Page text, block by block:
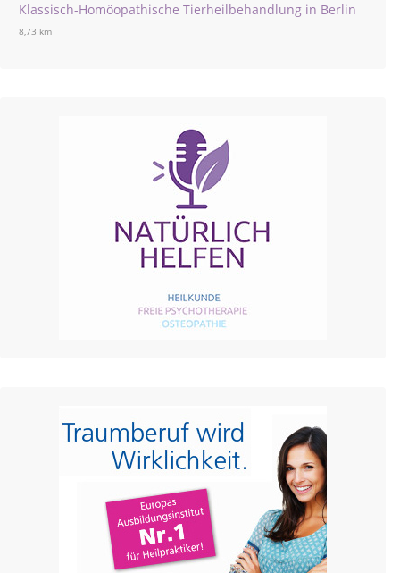
Klassisch-Homöopathische Tierheilbehandlung in Berlin
8,73 km